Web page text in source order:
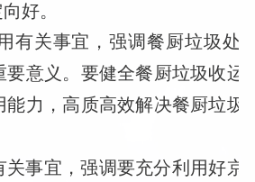
好。
有关事宜，强调餐厨垃圾处
意义。要健全餐厨垃圾收运
力，高质高效解决餐厨垃圾
事宜，强调要充分利用好京